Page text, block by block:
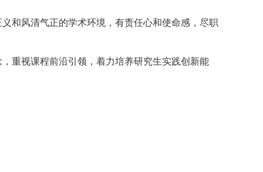
和风清气正的学术环境，有责任心和使命感，尽职
重视课程前沿引领，着力培养研究生实践创新能